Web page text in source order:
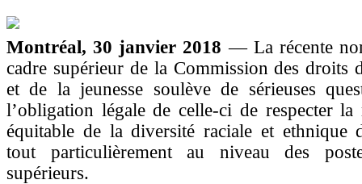
Montréal, 30 janvier 2018— La récente
cadre supérieur de la Commission des droits
et de la jeunesse soulève de sérieuses
l’obligation légale de celle-ci de respecter la
équitable de la diversité raciale et ethnique
tout particulièrement au niveau des
supérieurs.